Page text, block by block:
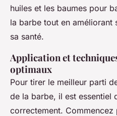
huiles et les baumes pour
la barbe tout en améliorant
sa santé.
Application et
optimaux
Pour tirer le meilleur parti
de la barbe, il est essentiel
correctement.